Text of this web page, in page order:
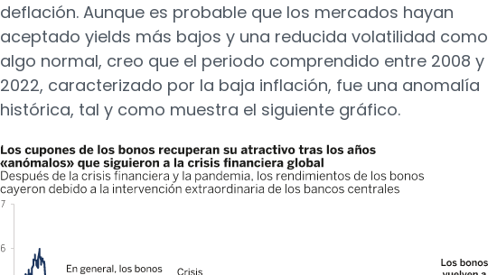
deflación. Aunque es probable que los mercados hayan
aceptado yields más bajos y una reducida volatilidad como
algo normal, creo que el periodo comprendido entre 2008 y
2022, caracterizado por la baja inflación, fue una anomalía
histórica, tal y como muestra el siguiente gráfico.